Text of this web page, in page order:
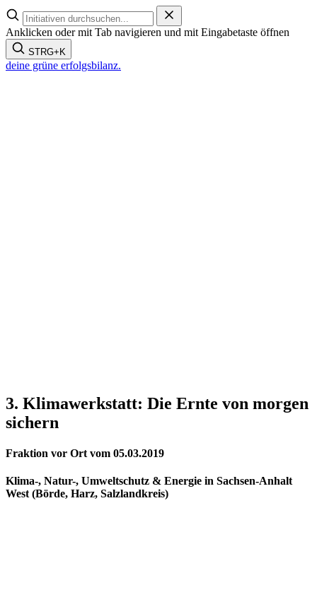
Zum
Inhalt
springen
Anklicken oder mit Tab navigieren und mit Eingabetaste öffnen
STRG+K
deine grüne erfolgsbilanz.
3. Klimawerkstatt: Die Ernte von morgen
sichern
Fraktion vor Ort vom 05.03.2019
Klima-, Natur-, Umweltschutz & Energie in Sachsen-Anhalt
West (Börde, Harz, Salzlandkreis)